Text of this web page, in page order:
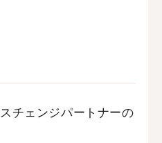
チェンジパートナーの